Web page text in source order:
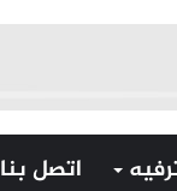
اتصل بنا